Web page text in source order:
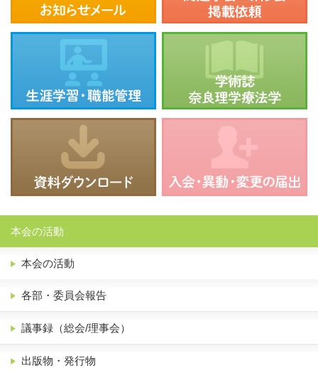
本会の活動
本会の活動
各部・委員会報告
議事録（総会/理事会）
出版物・発行物